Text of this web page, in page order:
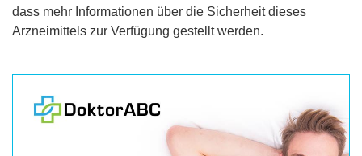
dass mehr Informationen über die Sicherheit dieses
Arzneimittels zur Verfügung gestellt werden.